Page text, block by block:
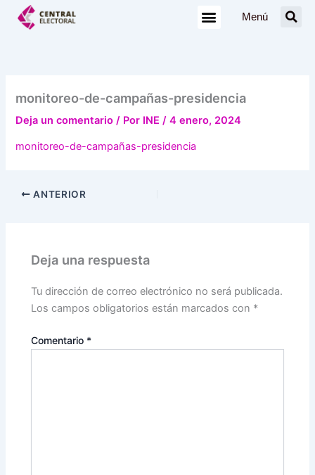
Menú
monitoreo-de-campañas-presidencia
Deja un comentario / Por INE/4 enero, 2024
monitoreo-de-campañas-presidencia
ANTERIOR
Deja una respuesta
Tu dirección de correo electrónico no será publicada.
Los campos obligatorios están marcados con *
Comentario *